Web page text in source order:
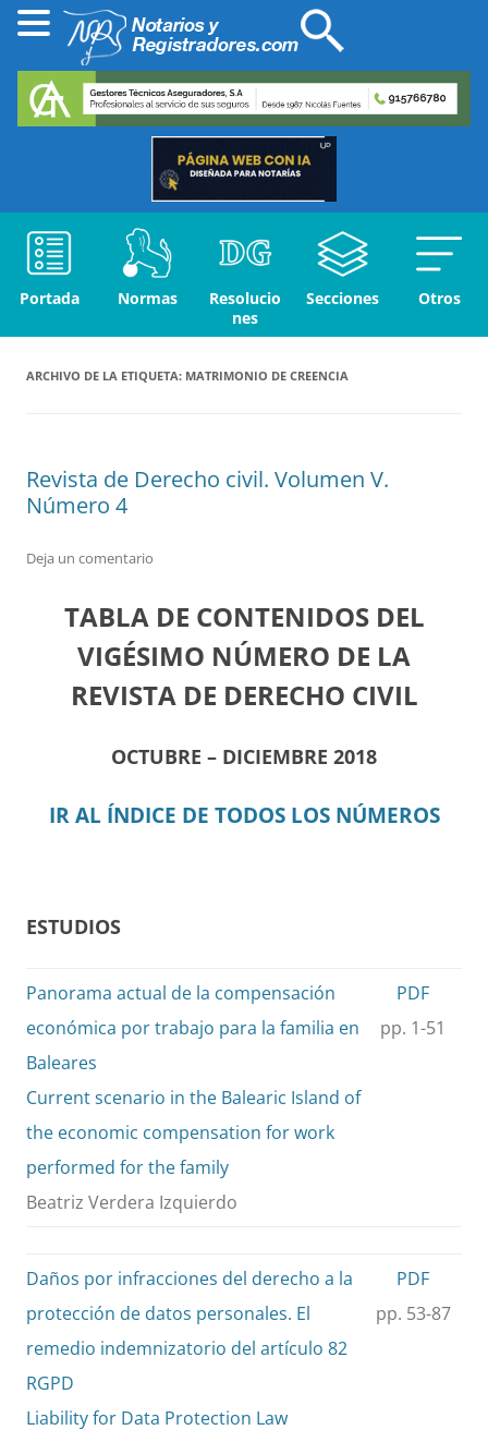
Portada Normas
Resolucio
nes
Secciones Otros
ARCHIVO DE LA ETIQUETA: MATRIMONIO DE CREENCIA
Revista de Derecho civil. Volumen V.
Número 4
Deja un comentario
TABLA DE CONTENIDOS DEL
VIGÉSIMO NÚMERO DE LA
REVISTA DE DERECHO CIVIL
OCTUBRE – DICIEMBRE 2018
IR AL ÍNDICE DE TODOS LOS NÚMEROS
ESTUDIOS
Panorama actual de la compensación
económica por trabajo para la familia en
Baleares
Current scenario in the Balearic Island of
the economic compensation for work
performed for the family
Beatriz Verdera Izquierdo
PDF
pp. 1-51
Daños por infracciones del derecho a la
protección de datos personales. El
remedio indemnizatorio del artículo 82
RGPD
Liability for Data Protection Law
PDF
pp. 53-87